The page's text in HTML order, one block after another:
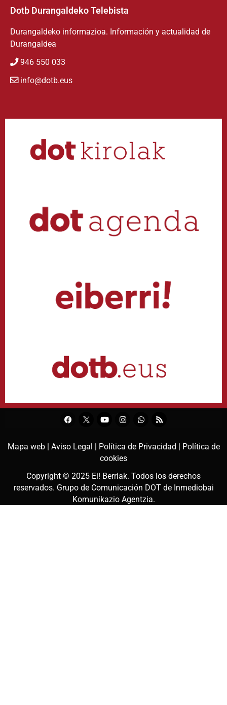
Dotb Durangaldeko Telebista
Durangaldeko informazioa. Información y actualidad de
Durangaldea
946 550 033
info@dotb.eus
Mapa web | Aviso Legal | Política de Privacidad | Política de
cookies
Copyright © 2025 Ei! Berriak. Todos los derechos
reservados. Grupo de Comunicación DOT de Inmediobai
Komunikazio Agentzia.